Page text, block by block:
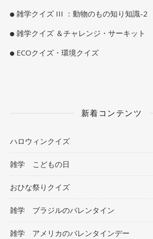
雑学クイズ III ：動物のもの知り知識-2
雑学クイズ ＆チャレンジ・サーキット
ECOクイズ・環境クイズ
新着コンテンツ
ハロウィンクイズ
雑学 こどもの日
おひな祭りクイズ
雑学 ブラジルのバレンタイン
雑学 アメリカのバレンタインデー